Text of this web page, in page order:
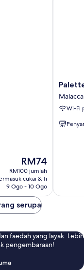
Harga
ialah
RM74
RM74
RM100 jumlah
cukai & fi
9 Ogo - 10 Ogo
Palette
Cara
Hulu
Near
Street
Wi-Fi
serupa
faedah yang layak. Lebih
pengembaraan!